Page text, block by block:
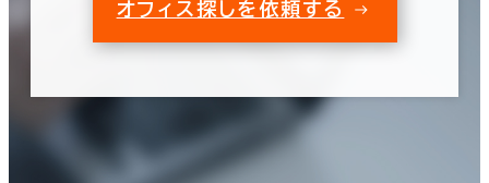
オフィス探しを依頼する